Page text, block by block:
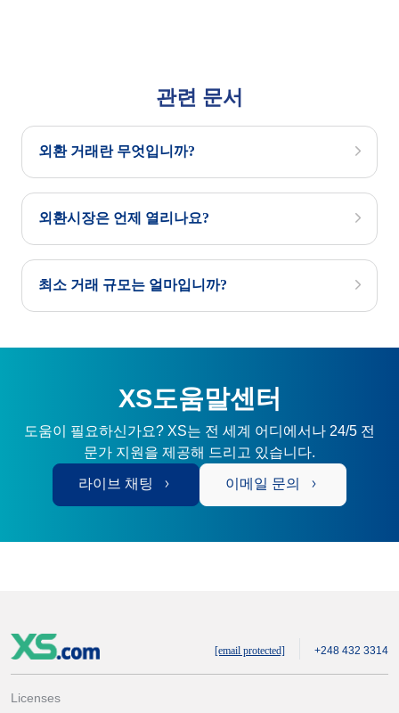
관련 문서
외환 거래란 무엇입니까?
외환시장은 언제 열리나요?
최소 거래 규모는 얼마입니까?
XS도움말센터
도움이 필요하신가요? XS는 전 세계 어디에서나 24/5 전
문가 지원을 제공해 드리고 있습니다.
라이브 채팅 이메일 문의
[email protected] +248 432 3314
Licenses